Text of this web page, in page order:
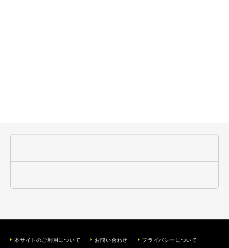
本サイトのご利用について お問い合わせ プライバシーについて